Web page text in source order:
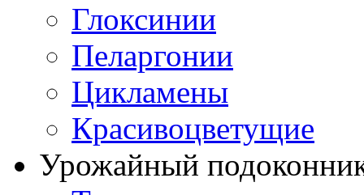
Глоксинии
Пеларгонии
Цикламены
Красивоцветущие
Урожайный